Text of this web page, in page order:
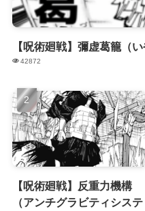
【呪術廻戦】彌虚葛籠（い
42872
【呪術廻戦】反重力機構
（アンチグラビティシステ